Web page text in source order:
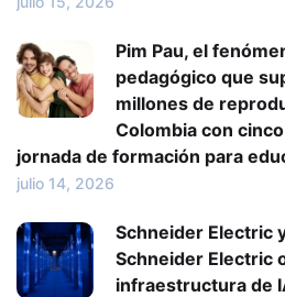
Pim Pau, el
pedagógico que
millones de
Colombia con
jornada de formación para
julio 14, 2026
Schneider Electric
Schneider Electric
infraestructura de